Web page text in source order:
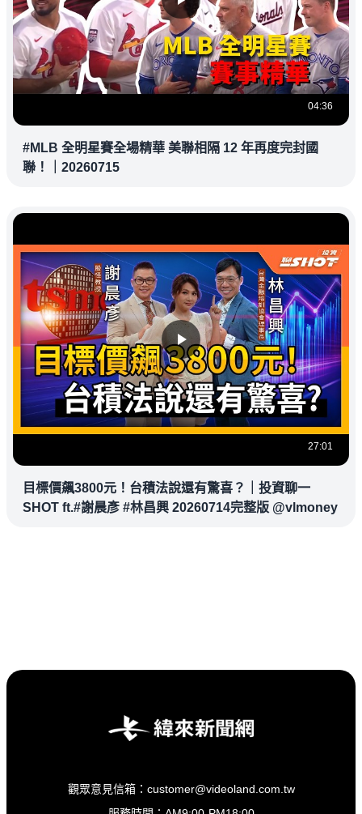
04:36
#MLB 全明星賽全場精華 美聯相隔 12 年再度完封國
聯！｜20260715
27:01
目標價飆3800元！台積法說還有驚喜？｜投資聊一
SHOT ft.#謝晨彥 #林昌興 20260714完整版 @vlmoney
觀眾意見信箱：customer@videoland.com.tw